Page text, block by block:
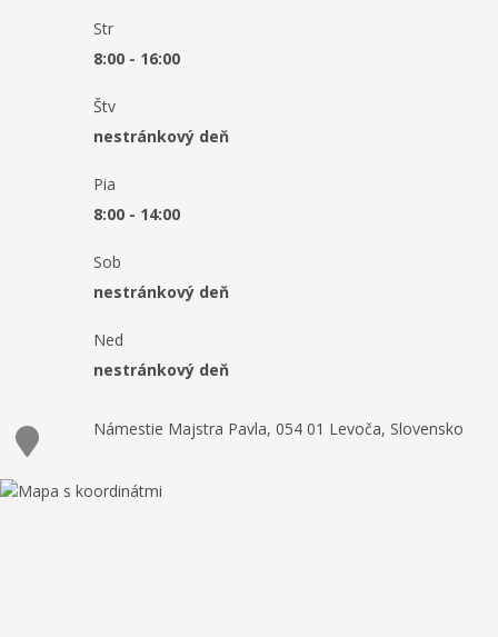
Str
8:00 - 16:00
Štv
nestránkový deň
Pia
8:00 - 14:00
Sob
nestránkový deň
Ned
nestránkový deň
Námestie Majstra Pavla, 054 01 Levoča, Slovensko